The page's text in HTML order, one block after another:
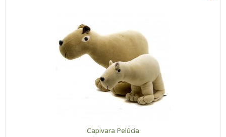
Capivara Pelúcia